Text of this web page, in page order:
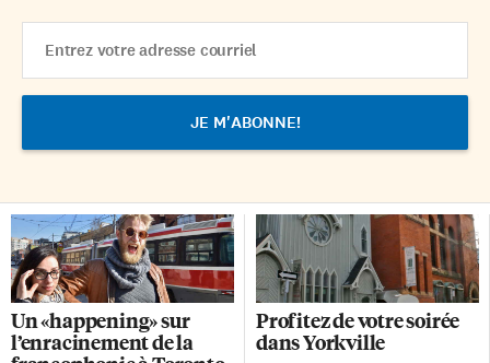
Address
Un «happening» sur
l’enracinement de la
Profitez de votre soirée
dans Yorkville